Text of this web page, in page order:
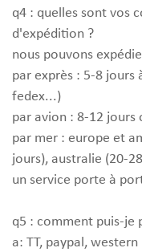
q4 : quelles sont vos
d'expédition ?
nous pouvons
par exprès : 5-8 jours
fedex...)
par avion : 8-12 jours
par mer : europe et
jours), australie (20-
un service porte à
q5 : comment puis-je
a: TT, paypal,